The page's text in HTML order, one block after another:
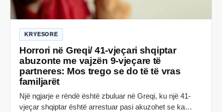
KRYESORE
Horrori në Greqi/ 41-vjeçari shqiptar
abuzonte me vajzën 9-vjeçare të
partneres: Mos trego se do të të vras
familjarët
Një ngjarje e rëndë është zbuluar në Greqi, ku një 41-
vjeçar shqiptar është arrestuar pasi akuzohet se ka…